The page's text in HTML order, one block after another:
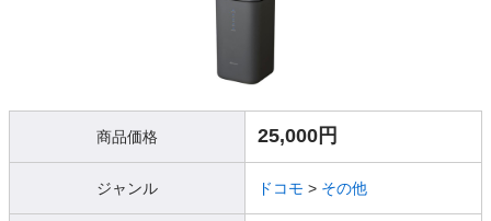
商品価格 25,000円
ジャンル ドコモ > その他